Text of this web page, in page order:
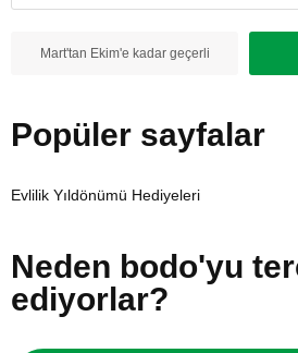
Mart'tan Ekim'e kadar geçerli
Popüler sayfalar
Evlilik Yıldönümü Hediyeleri
Neden bodo'yu
ediyorlar?